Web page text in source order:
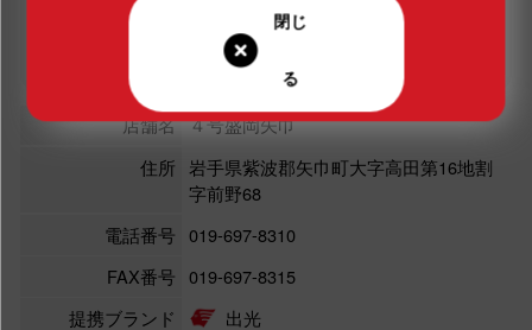
店舗名 ４号盛岡矢巾
住所 岩手県紫波郡矢巾町大字高田第16地割
字前野68
電話番号 019-697-8310
FAX番号 019-697-8315
提携ブランド
出光
現在の営業状況
営業時間外